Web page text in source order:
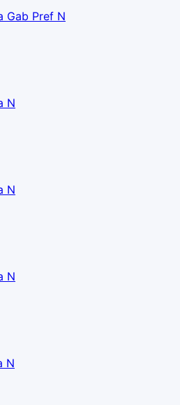
Gab Pref N
N
N
N
N